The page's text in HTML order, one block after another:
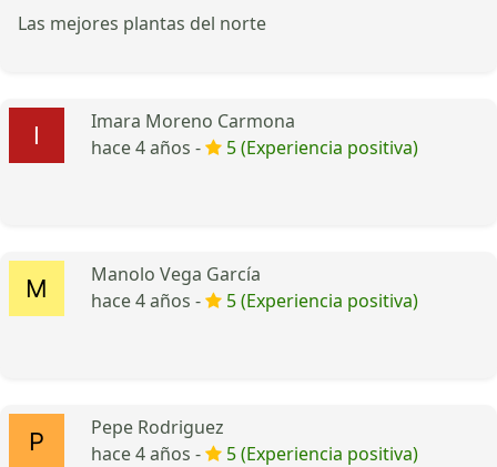
Las mejores plantas del norte
Imara Moreno Carmona
hace 4 años -
5 (Experiencia positiva)
Manolo Vega García
hace 4 años -
5 (Experiencia positiva)
Pepe Rodriguez
hace 4 años -
5 (Experiencia positiva)